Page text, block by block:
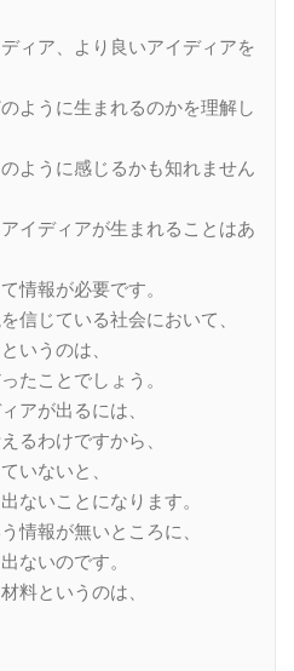
ィア、より良いアイディアを
ように生まれるのかを理解し
ように感じるかも知れません
イディアが生まれることはあ
情報が必要です。
信じている社会において、
いうのは、
たことでしょう。
アが出るには、
るわけですから、
いないと、
ないことになります。
情報が無いところに、
ないのです。
料というのは、